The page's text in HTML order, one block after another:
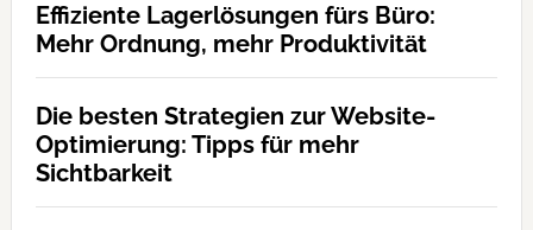
Effiziente Lagerlösungen fürs Büro:
Mehr Ordnung, mehr Produktivität
Die besten Strategien zur Website-
Optimierung: Tipps für mehr
Sichtbarkeit